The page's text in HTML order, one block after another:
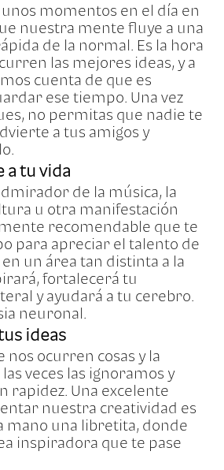
momentos en el día en
nuestra mente fluye a una
de la normal. Es la hora
las mejores ideas, y a
cuenta de que es
ese tiempo. Una vez
no permitas que nadie te
a tus amigos y
tu vida
de la música, la
u otra manifestación
recomendable que te
para apreciar el talento de
un área tan distinta a la
fortalecerá tu
y ayudará a tu cerebro.
neuronal.
ideas
nos ocurren cosas y la
veces las ignoramos y
rapidez. Una excelente
nuestra creatividad es
mano una libretita, donde
inspiradora que te pase